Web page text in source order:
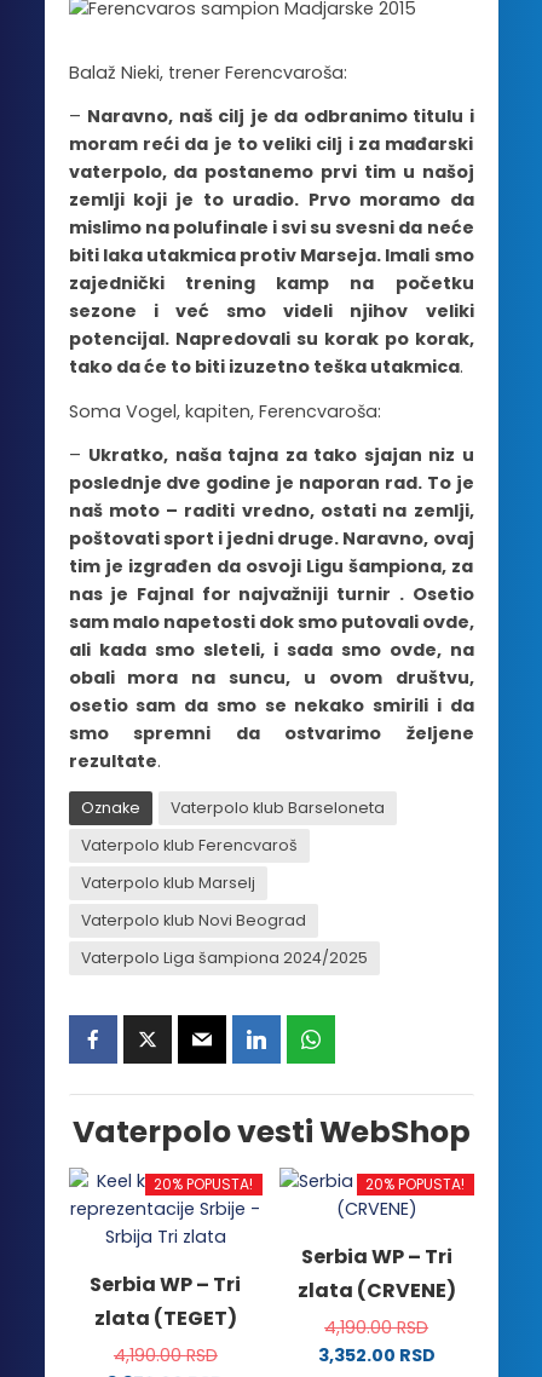
Balaž Nieki, trener Ferencvaroša:
– Naravno, naš cilj je da odbranimo titulu i
moram reći da je to veliki cilj i za mađarski
vaterpolo, da postanemo prvi tim u našoj
zemlji koji je to uradio. Prvo moramo da
mislimo na polufinale i svi su svesni da neće
biti laka utakmica protiv Marseja. Imali smo
zajednički trening kamp na početku
sezone i već smo videli njihov veliki
potencijal. Napredovali su korak po korak,
tako da će to biti izuzetno teška utakmica.
Soma Vogel, kapiten, Ferencvaroša:
– Ukratko, naša tajna za tako sjajan niz u
poslednje dve godine je naporan rad. To je
naš moto – raditi vredno, ostati na zemlji,
poštovati sport i jedni druge. Naravno, ovaj
tim je izgrađen da osvoji Ligu šampiona, za
nas je Fajnal for najvažniji turnir . Osetio
sam malo napetosti dok smo putovali ovde,
ali kada smo sleteli, i sada smo ovde, na
obali mora na suncu, u ovom društvu,
osetio sam da smo se nekako smirili i da
smo spremni da ostvarimo željene
rezultate.
Oznake
Vaterpolo klub Barseloneta
Vaterpolo klub Ferencvaroš
Vaterpolo klub Marselj
Vaterpolo klub Novi Beograd
Vaterpolo Liga šampiona 2024/2025
Vaterpolo vesti WebShop
20% POPUSTA!
Serbia WP – Tri
zlata (TEGET)
4,190.00RSD
20% POPUSTA!
Serbia WP – Tri
zlata (CRVENE)
4,190.00RSD
3,352.00 RSD